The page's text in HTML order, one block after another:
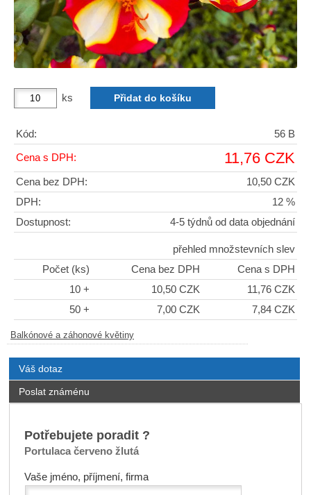
ks
Kód: 56 B
Cena s DPH: 11,76 CZK
Cena bez DPH:
10,50 CZK
DPH:
12 %
Dostupnost:
4-5 týdnů od data objednání
přehled množstevních slev
Počet (ks)
Cena bez DPH
Cena s DPH
10 +
10,50 CZK
11,76 CZK
50 +
7,00 CZK 7,84 CZK
Balkónové a záhonové květiny
Váš dotaz
Poslat známénu
Potřebujete poradit ?
Portulaca červeno žlutá
Vaše jméno, příjmení, firma